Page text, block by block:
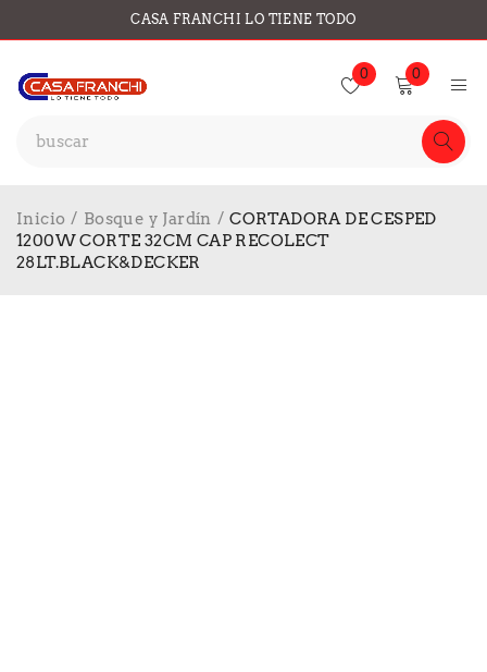
CASA FRANCHI LO TIENE TODO
0 0
Inicio / Bosque y Jardín / CORTADORA DE CESPED
1200W CORTE 32CM CAP RECOLECT
28LT.BLACK&DECKER